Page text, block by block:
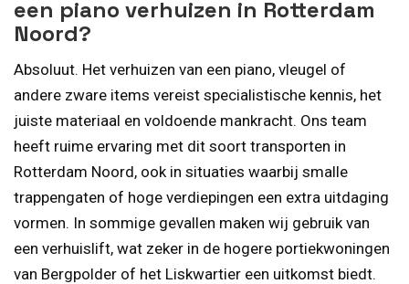
een piano verhuizen in Rotterdam
Noord?
Absoluut. Het verhuizen van een piano, vleugel of
andere zware items vereist specialistische kennis, het
juiste materiaal en voldoende mankracht. Ons team
heeft ruime ervaring met dit soort transporten in
Rotterdam Noord, ook in situaties waarbij smalle
trappengaten of hoge verdiepingen een extra uitdaging
vormen. In sommige gevallen maken wij gebruik van
een verhuislift, wat zeker in de hogere portiekwoningen
van Bergpolder of het Liskwartier een uitkomst biedt.